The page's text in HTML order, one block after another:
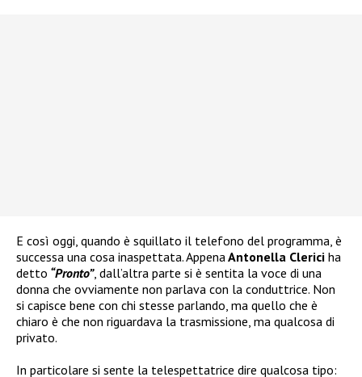
E così oggi, quando è squillato il telefono del programma, è
successa una cosa inaspettata. AppenaAntonella Clerici ha
detto “Pronto”, dall’altra parte si è sentita la voce di una
donna che ovviamente non parlava con la conduttrice. Non
si capisce bene con chi stesse parlando, ma quello che è
chiaro è che non riguardava la trasmissione, ma qualcosa di
privato.
In particolare si sente la telespettatrice dire qualcosa tipo: